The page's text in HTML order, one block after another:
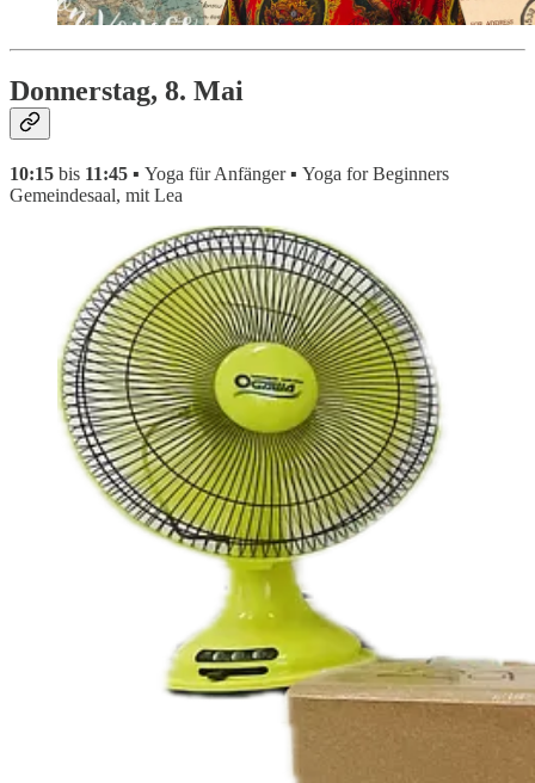
Donnerstag, 8. Mai
10:15 bis 11:45 ▪ Yoga für Anfänger▪ Yoga for Beginners
Gemeindesaal, mit Lea